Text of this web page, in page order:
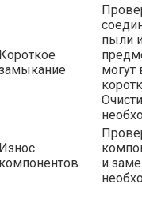
Короткое
пыли
могут
Износ
компонентов
и